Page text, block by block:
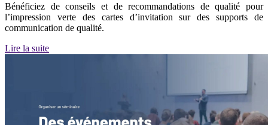
Bénéficiez de conseils et de recommandations de qualité pour
l’impression verte des cartes d’invitation sur des supports de
communication de qualité.
Lire la suite